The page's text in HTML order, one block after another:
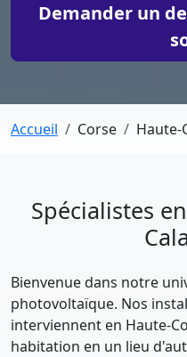
Demander un
Accueil Corse Haute-
Spécialistes
Bienvenue dans notre
photovoltaïque. Nos
interviennent en Haute-
habitation en un lieu